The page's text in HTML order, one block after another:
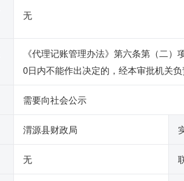
无
《代理记账管理办法》第六条第（二
0日内不能作出决定的，经本审批机关
需要向社会公示
渭源县财政局
无